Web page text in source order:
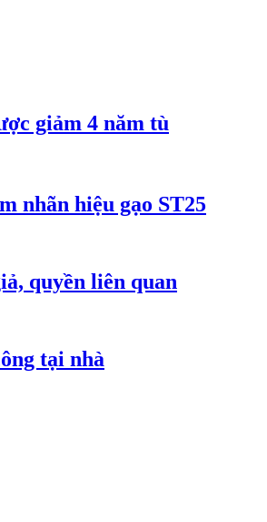
giảm 4 năm tù
nhãn hiệu gạo ST25
quyền liên quan
tại nhà